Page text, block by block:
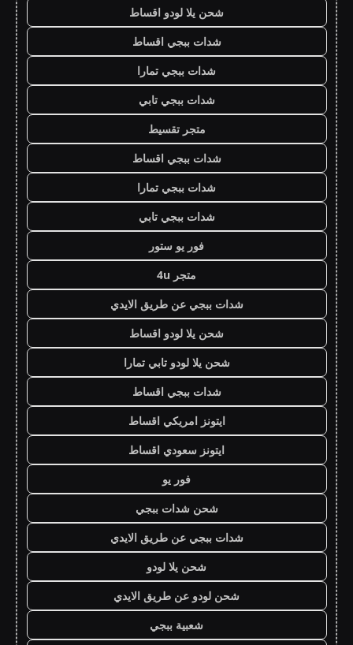
شحن يلا لودو اقساط
شدات ببجي اقساط
شدات ببجي تمارا
شدات ببجي تابي
متجر تقسيط
شدات ببجي اقساط
شدات ببجي تمارا
شدات ببجي تابي
فور يو ستور
متجر 4u
شدات ببجي عن طريق الايدي
شحن يلا لودو اقساط
شحن يلا لودو تابي تمارا
شدات ببجي اقساط
ايتونز امريكي اقساط
ايتونز سعودي اقساط
فور يو
شحن شدات ببجي
شدات ببجي عن طريق الايدي
شحن يلا لودو
شحن لودو عن طريق الايدي
شعبية ببجي